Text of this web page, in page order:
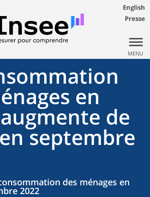
English
Presse
MENU
en
de
septembre
des ménages en
2022